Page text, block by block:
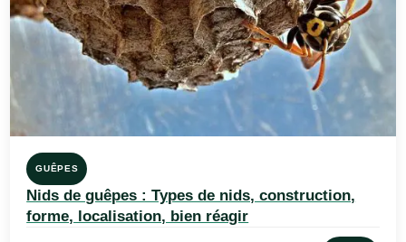
GUÊPES
Nids de guêpes : Types de nids, construction,
forme, localisation, bien réagir